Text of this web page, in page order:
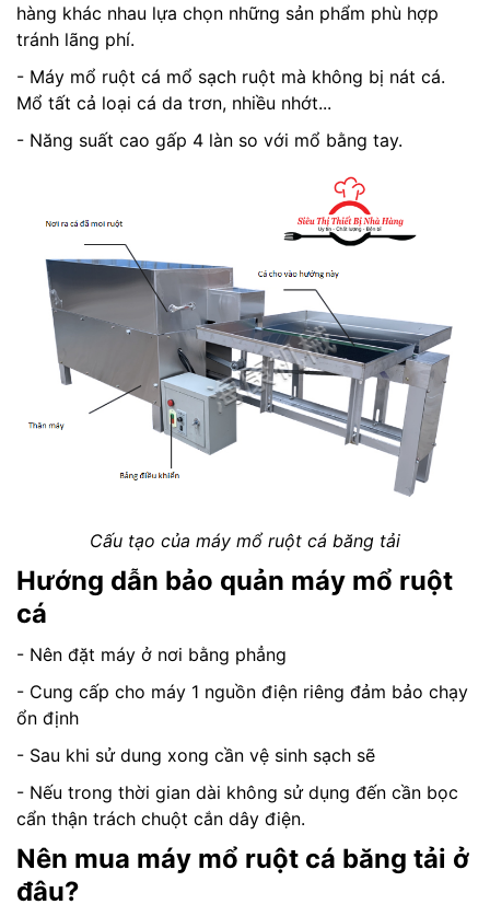
hàng khác nhau lựa chọn những sản phẩm phù hợp
tránh lãng phí.
- Máy mổ ruột cá mổ sạch ruột mà không bị nát cá.
Mổ tất cả loại cá da trơn, nhiều nhớt...
- Năng suất cao gấp 4 làn so với mổ bằng tay.
Cấu tạo của máy mổ ruột cá băng tải
Hướng dẫn bảo quản máy mổ ruột
cá
- Nên đặt máy ở nơi bằng phẳng
- Cung cấp cho máy 1 nguồn điện riêng đảm bảo chạy
ổn định
- Sau khi sử dung xong cần vệ sinh sạch sẽ
- Nếu trong thời gian dài không sử dụng đến cần bọc
cẩn thận trách chuột cắn dây điện.
Nên mua máy mổ ruột cá băng tải ở
đâu?